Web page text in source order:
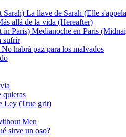
La llave de Sarah (Elle
allá de la vida (Hereafter)
Medianoche en París
sufrir
No habrá paz para los malvados
quieras
Ley (True grit)
Men
sirve un oso?